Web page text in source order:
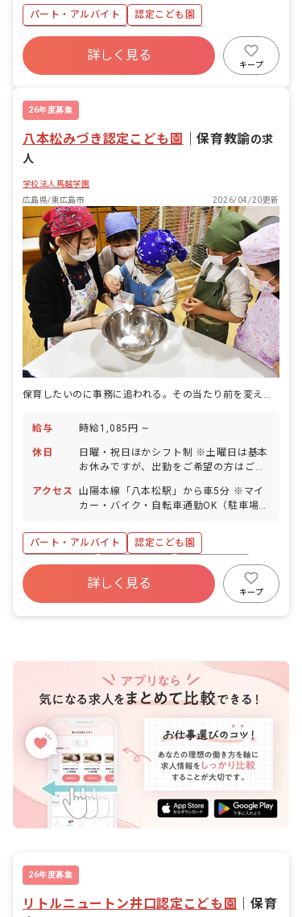
ります。駅周辺にも家電量販店やドラッ
グストアが揃っており買い物に便利な立
地です。 ※熊野エリア、府中、海田、矢
野、中野など各方面からアクセスしやす
パート・アルバイト
認定こども園
ボーナス・賞与あり
社会保険完備
有給
産休育休制度
詳しく見る
キープ
26年度募集
八本松みづき認定こども園 ｜保育教諭の求
人
学校法人馬越学園
広島県/東広島市
2026/04/20更新
保育したいのに事務に追われる。その当たり前を変えた園。
給与 時給1,085円 ~
休日
日曜・祝日ほかシフト制 ※土曜日は基本
お休みですが、出勤をご希望の方はご相
8/15） 冬季集中休暇（12/28～1/3）
連休前後の土曜日（5/1、7/24、
与／取得率80％） 産前産後・育児休暇
（取得率100％・復帰実績あり）
アクセス
山陽本線「八本松駅」から車5分 ※マイ
カー・バイク・自転車通勤OK（駐車場・
パート・アルバイト
認定こども園
社会保険完備
福利厚生充実
昇給昇進あり
産休育休制度
車通勤可
詳しく見る
キープ
26年度募集
リトルニュートン井口認定こども園
保育